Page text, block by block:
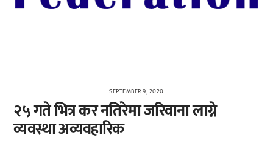
SEPTEMBER 9, 2020
२५ गते भित्र कर नतिरेमा जरिवाना लाग्ने
व्यवस्था अव्यवहारिक